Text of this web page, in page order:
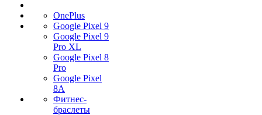
OnePlus
Google Pixel 9
Google Pixel 9
Pro XL
Google Pixel 8
Pro
Google Pixel
8A
Фитнес-
браслеты